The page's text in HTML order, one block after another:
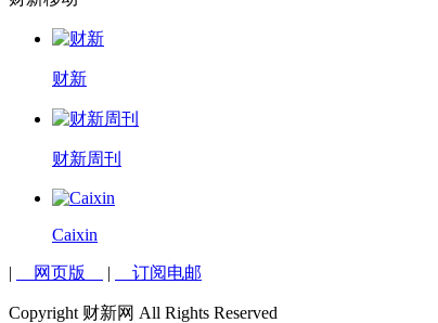
财新
财新周刊
Caixin
| 网页版 | 订阅电邮
Copyright 财新网 All Rights Reserved